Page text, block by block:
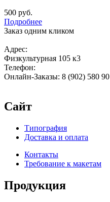
500 руб.
Подробнее
Заказ одним кликом
Адрес:
Физкультурная 105 к3
Телефон:
Онлайн-Заказы: 8 (902) 580
Сайт
Типография
Доставка и оплата
Контакты
Требование к макетам
Продукция